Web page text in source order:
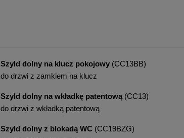
Szyld dolny na klucz pokojowy(CC13BB)
do drzwi z zamkiem na klucz
Szyld dolny na wkładkę patentową(CC13)
do drzwi z wkładką patentową
Szyld dolny z blokadą WC (CC19BZG)